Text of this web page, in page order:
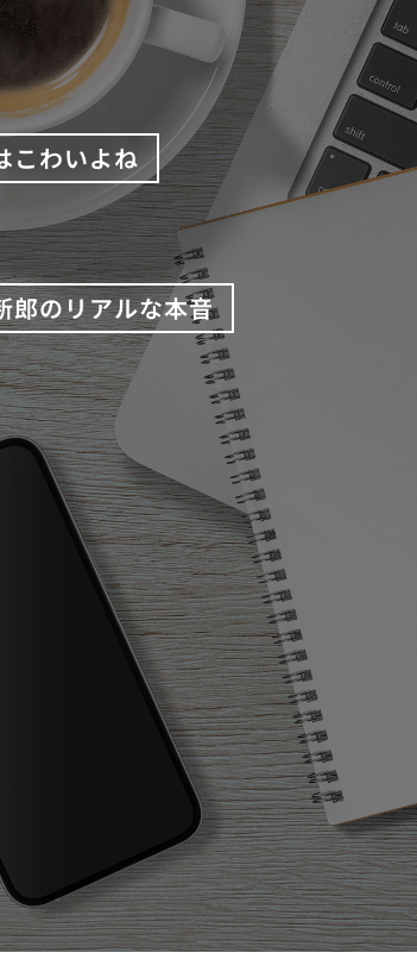
こわいよね
郎のリアルな本音